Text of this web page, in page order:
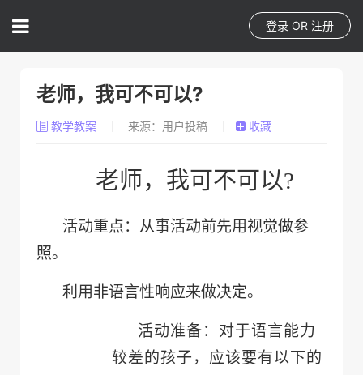
登录 OR 注册
老师，我可不可以?
教学教案 来源：用户投稿 收藏
老师，我可不可以?
活动重点：从事活动前先用视觉做参
照。
利用非语言性响应来做决定。
活动准备：对于语言能力
较差的孩子，应该要有以下的